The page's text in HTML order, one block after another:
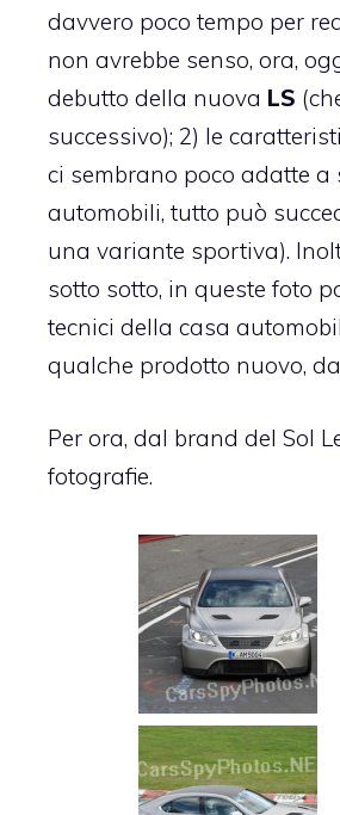
davvero poco tempo per
non avrebbe senso, ora,
debutto della nuova LS
successivo); 2) le
ci sembrano poco adatte
automobili, tutto può
una variante sportiva).
sotto sotto, in queste foto
tecnici della casa
qualche prodotto nuovo,
Per ora, dal brand del Sol
fotografie.